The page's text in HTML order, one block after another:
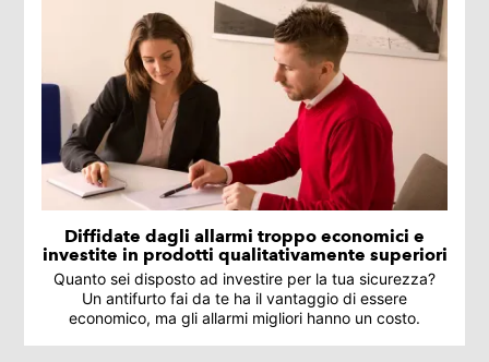
Diffidate dagli allarmi troppo economici e
investite in prodotti qualitativamente superiori
Quanto sei disposto ad investire per la tua sicurezza?
Un antifurto fai da te ha il vantaggio di essere
economico, ma gli allarmi migliori hanno un costo.